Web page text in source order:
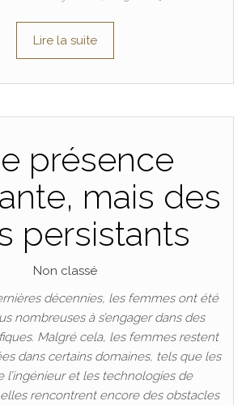
Lire la suite
présence
mais des
persistants
Non classé
décennies, les femmes ont été
nombreuses à s’engager dans des
Malgré cela, les femmes restent
dans certains domaines, tels que les
l’ingénieur et les technologies de
rencontrent encore des obstacles